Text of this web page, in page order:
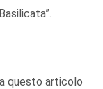
questo articolo